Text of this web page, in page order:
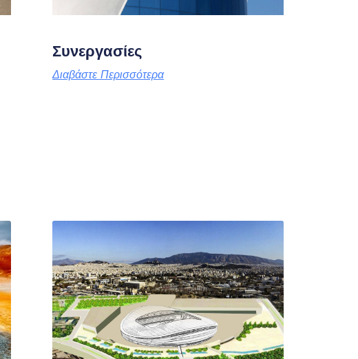
Συνεργασίες
Διαβάστε Περισσότερα